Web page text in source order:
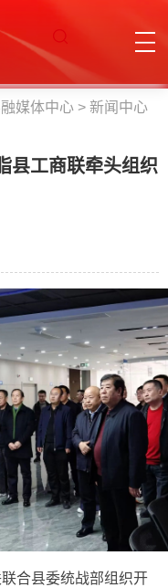
媒体中心 > 新闻中心
县工商联牵头组织
合县委统战部组织开